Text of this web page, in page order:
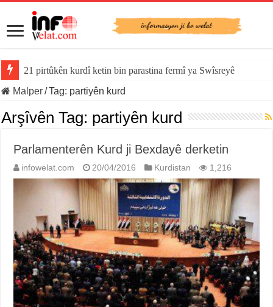
21 pirtûkên kurdî ketin bin parastina fermî ya Swîsreyê
Malper/Tag: partiyên kurd
Arşîvên Tag: partiyên kurd
Parlamenterên Kurd ji Bexdayê derketin
infowelat.com 20/04/2016 Kurdistan 1,216